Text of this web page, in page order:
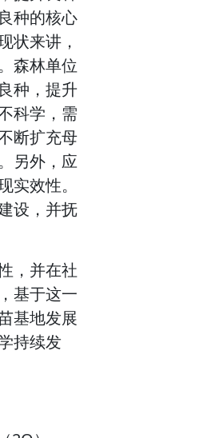
种的核心
状来讲，
森林单位
种，提升
科学，需
断扩充母
另外，应
效性。
设，并抚
，并在社
基于这一
基地发展
持续发